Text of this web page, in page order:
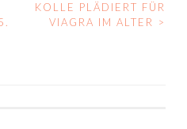
KOLLE PLÄDIERT FÜR
VIAGRA IM ALTER
>